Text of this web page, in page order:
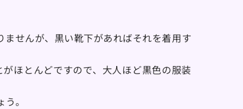
せんが、黒い靴下があればそれを着用す
ほとんどですので、大人ほど黒色の服装
。